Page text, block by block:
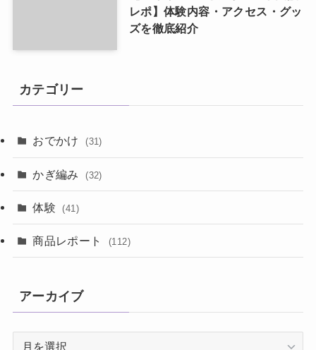
レポ】体験内容・アクセス・グッ
ズを徹底紹介
カテゴリー
おでかけ (31)
かぎ編み (32)
体験 (41)
商品レポート (112)
アーカイブ